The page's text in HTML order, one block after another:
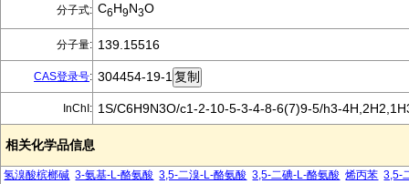
分子式: C6H9N3O
分子量: 139.15516
CAS登录号: 304454-19-1
InChI: 1S/C6H9N3O/c1-2-10-5-3-4-8-6(7)9-5/h3-
相关化学品信息
氢溴酸槟榔碱 3-氨基-L-酪氨酸 3,5-二溴-L-酪氨酸 3,5-二碘-L-酪氨酸 烯丙苯 3,5-